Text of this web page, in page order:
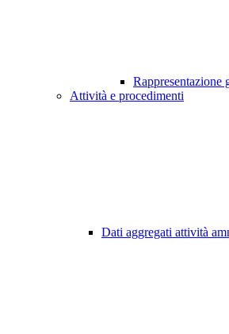
Rappresentazione
Attività e procedimenti
Dati aggregati attività